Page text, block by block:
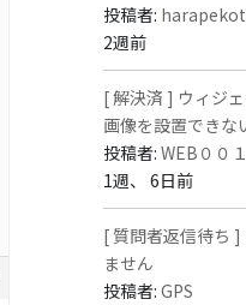
投稿者:
2週前
[ 解決済 ] ウィジ
画像を設置できな
投稿者:WEB００１
1週、 6日前
[ 質問者返信待ち
ません
投稿者:GPS